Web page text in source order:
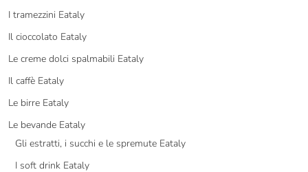
I tramezzini Eataly
Il cioccolato Eataly
Le creme dolci spalmabili Eataly
Il caffè Eataly
Le birre Eataly
Le bevande Eataly
Gli estratti, i succhi e le spremute Eataly
I soft drink Eataly